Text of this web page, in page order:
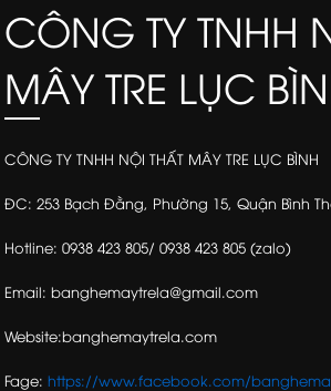
CÔNG TY TNHH
MÂY TRE LỤC
CÔNG TY TNHH NỘI THẤT MÂY TRE LỤC BÌNH
ĐC: 253 Bạch Đằng, Phường 15, Quận Bình
Hotline: 0938 423 805/ 0938 423 805 (zalo)
Email: banghemaytrela@gmail.com
Website:banghemaytrela.com
Fage:https://www.facebook.com/